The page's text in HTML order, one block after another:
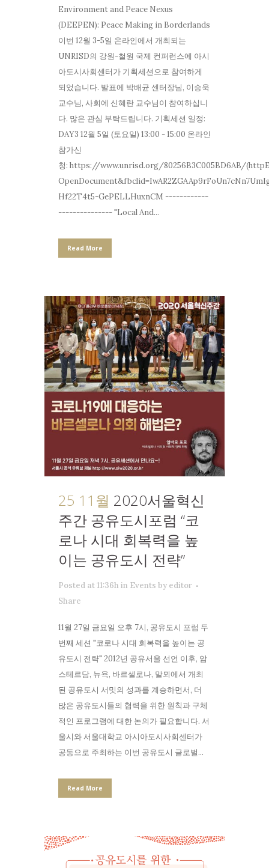
Environment and Peace Nexus
(DEEPEN): Peace Making in Borderlands
이번 12월 3-5일 온라인에서 개최되는
UNRISD의 강원-철원 국제 컨퍼런스에 아시
아도시사회센터가 기획세션으로 참여하게
되었습니다. 발표에 박배균 센터장님, 이승욱
교수님, 사회에 신혜란 교수님이 참여하십니
다. 많은 관심 부탁드립니다. 기획세션 일정:
DAY3 12월 5일 (토요일) 13:00 - 15:00 온라인
참가신
청: https://www.unrisd.org/80256B3C005BD6AB/
Hf22T4t5-GePELLHuxnCM ------------
--------------- "Local And...
Read More
25 11월 2020서울혁신
주간 공유도시포럼 “코
로나 시대 회복력을 높
이는 공유도시 전략”
Posted at 11:36h in Events by editor
Share
11월 27일 금요일 오후 7시, 공유도시 포럼 두
번째 세션 "코로나 시대 회복력을 높이는 공
유도시 전략" 2012년 공유서울 선언 이후, 암
스테르담, 뉴욕, 바르셀로나, 말뫼에서 개최
된 공유도시 서밋의 성과를 계승하면서, 더
많은 공유도시들의 협력을 위한 원칙과 구체
적인 프로그램에 대한 논의가 필요합니다. 서
울시와 서울대학교 아시아도시사회센터가
공동으로 주최하는 이번 공유도시 글로벌...
Read More